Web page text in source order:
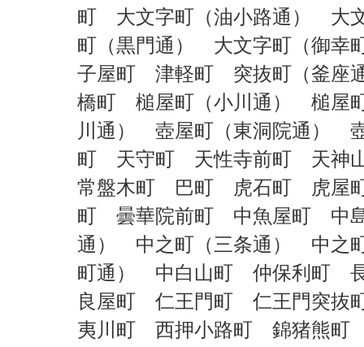
町 大文字町（油小路通） 大
町（黒門通） 大文字町（御
子屋町 津軽町 突抜町（釜座
橋町 槌屋町（小川通） 槌屋
川通） 壺屋町（東洞院通）
町 天守町 天性寺前町 天
常盤木町 巴町 虎石町 虎屋
町 曇華院前町 中魚屋町 中
通） 中之町（三条通） 中之
町通） 中白山町 仲保利町
良屋町 仁王門町 仁王門突
夷川町 西押小路町 錦猪熊